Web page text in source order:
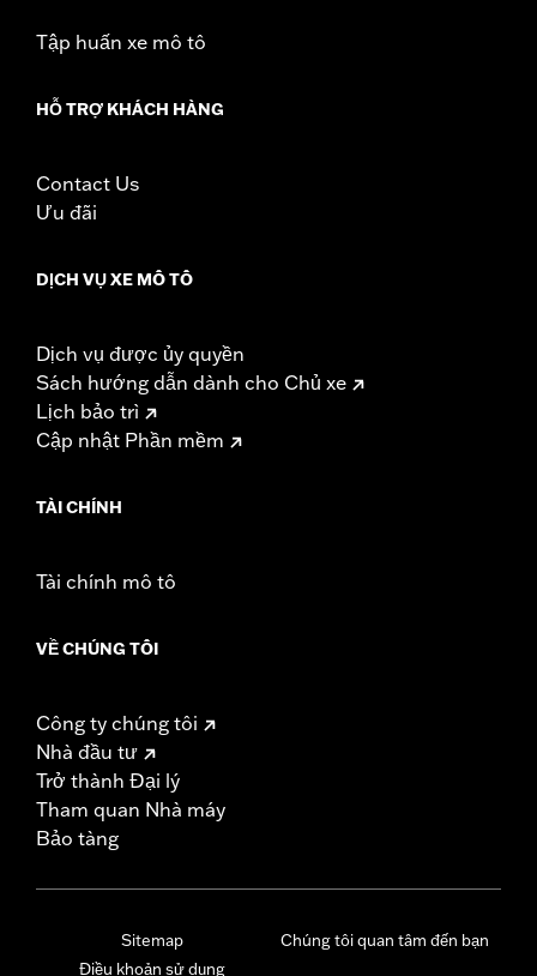
Tập huấn xe mô tô
HỖ TRỢ KHÁCH HÀNG
Contact Us
Ưu đãi
DỊCH VỤ XE MÔ TÔ
Dịch vụ được ủy quyền
Sách hướng dẫn dành cho Chủ xe
Lịch bảo trì
Cập nhật Phần mềm
TÀI CHÍNH
Tài chính mô tô
VỀ CHÚNG TÔI
Công ty chúng tôi
Nhà đầu tư
Trở thành Đại lý
Tham quan Nhà máy
Bảo tàng
Sitemap
Điều khoản sử dụng
Chúng tôi quan tâm đến bạn